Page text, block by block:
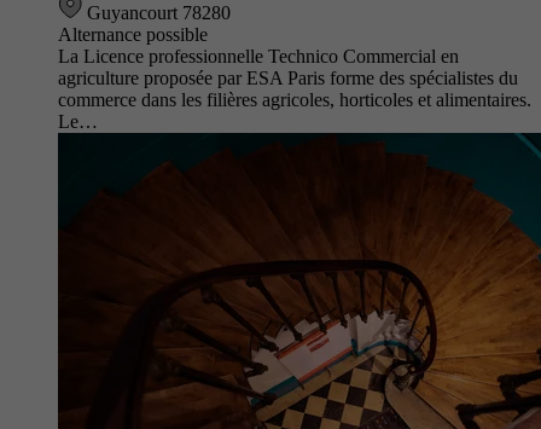
Guyancourt 78280
Alternance possible
La Licence professionnelle Technico Commercial en
agriculture proposée par ESA Paris forme des spécialistes du
commerce dans les filières agricoles, horticoles et alimentaires.
Le…